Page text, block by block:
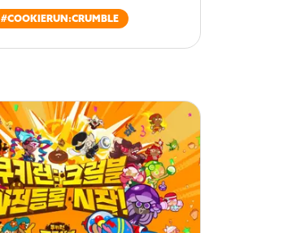
#COOKIERUN:CRUMBLE